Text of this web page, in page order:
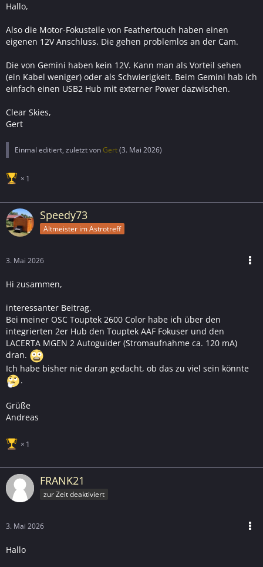
Szenario Empfehlung:
Leichtes Setup (DSLR, kleine Festbrennweite)
Unbedenklich. Der Focuser zieht hier kaum Last.
Schweres Setup (Großer Refraktor, EFW, OAG)
Grenzwertig. Der Motor muss mehr Kraft aufwenden
und zieht mehr Strom.
Hub anschließen.
Hallo,
Also die Motor-Fokusteile von Feathertouch haben einen
eigenen 12V Anschluss. Die gehen problemlos an der Cam.
Die von Gemini haben kein 12V. Kann man als Vorteil sehen
(ein Kabel weniger) oder als Schwierigkeit. Beim Gemini hab ich
einfach einen USB2 Hub mit externer Power dazwischen.
Clear Skies,
Gert
Einmal editiert, zuletzt von Gert(3. Mai 2026)
1
Speedy73
Altmeister im Astrotreff
3. Mai 2026
Hi zusammen,
interessanter Beitrag.
Bei meiner OSC Touptek 2600 Color habe ich über den
integrierten 2er Hub den Touptek AAF Fokuser und den
LACERTA MGEN 2 Autoguider (Stromaufnahme ca. 120 mA)
dran.
Ich habe bisher nie daran gedacht, ob das zu viel sein könnte
.
Grüße
Andreas
1
FRANK21
zur Zeit deaktiviert
3. Mai 2026
Hallo